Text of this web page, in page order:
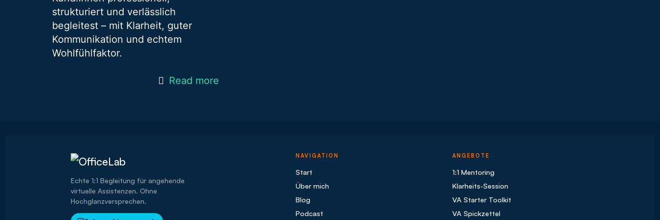
strukturiert und verlässlich
begleitest – mit Klarheit, guter
Kommunikation und echtem
Wohlfühlfaktor.
Read more
Echte 1:1 Begleitung für angehende
virtuelle Assistenzen. Ohne
Hochglanzversprechen.
NAVIGATION
Start
Über mich
Blog
Podcast
ANGEBOTE
1:1 Mentoring
Klarheits-Session
VA Starter Toolkit
VA Spickzettel